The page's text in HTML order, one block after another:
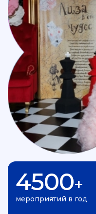
4500+
мероприятий в год